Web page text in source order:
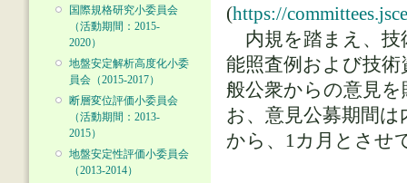
国際規格研究小委員会
（活動期間：2015-
2020）
地盤安定解析高度化小委
員会（2015-2017）
断層変位評価小委員会
（活動期間：2013-
2015）
地盤安定性評価小委員会
（2013-2014）
(https://
内規を踏まえ、技
能照査例および技
般公衆からの意見
お、意見公募期間
から、1カ月とさせ